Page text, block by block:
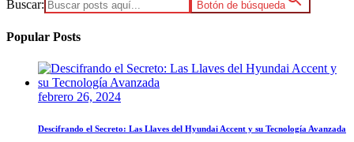
Buscar: Botón de búsqueda
Popular Posts
febrero 26, 2024
Descifrando el Secreto: Las Llaves del Hyundai Accent y su Tecnología Avanzada